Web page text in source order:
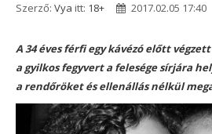
Szerző: Vya itt: 18+ 2017.02.05 17:40
A 34 éves férfi egy kávézó előtt
a gyilkos fegyvert a felesége sírjára
a rendőröket és ellenállás nélkül